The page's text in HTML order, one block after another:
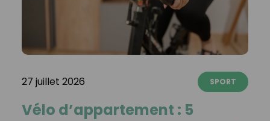
27 juillet 2026 SPORT
Vélo d’appartement : 5